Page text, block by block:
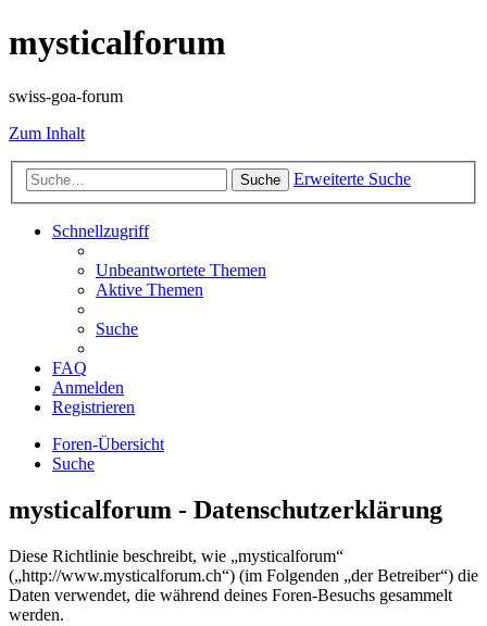
mysticalforum
swiss-goa-forum
Zum Inhalt
Suche Erweiterte Suche
Schnellzugriff
Unbeantwortete Themen
Aktive Themen
Suche
FAQ
Anmelden
Registrieren
Foren-Übersicht
Suche
mysticalforum - Datenschutzerklärung
Diese Richtlinie beschreibt, wie „mysticalforum“
(„http://www.mysticalforum.ch“) (im Folgenden „der Betreiber“) die
Daten verwendet, die während deines Foren-Besuchs gesammelt
werden.